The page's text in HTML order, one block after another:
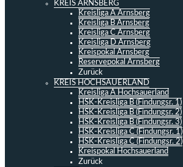
KREIS ARNSBERG
Kreisliga A Arnsberg
Kreisliga B Arnsberg
Kreisliga C Arnsberg
Kreisliga D Arnsberg
Kreispokal Arnsberg
Reservepokal Arnsberg
Zurück
KREIS HOCHSAUERLAND
Kreisliga A Hochsauerland
HSK-Kreisliga B (Findungsr. 1)
HSK-Kreisliga B (Findungsr. 2)
HSK-Kreisliga B (Findungsr. 3)
HSK-Kreisliga C (Findungsr. 1)
HSK-Kreisliga C (Findungsr. 2)
Kreispokal Hochsauerland
Zurück